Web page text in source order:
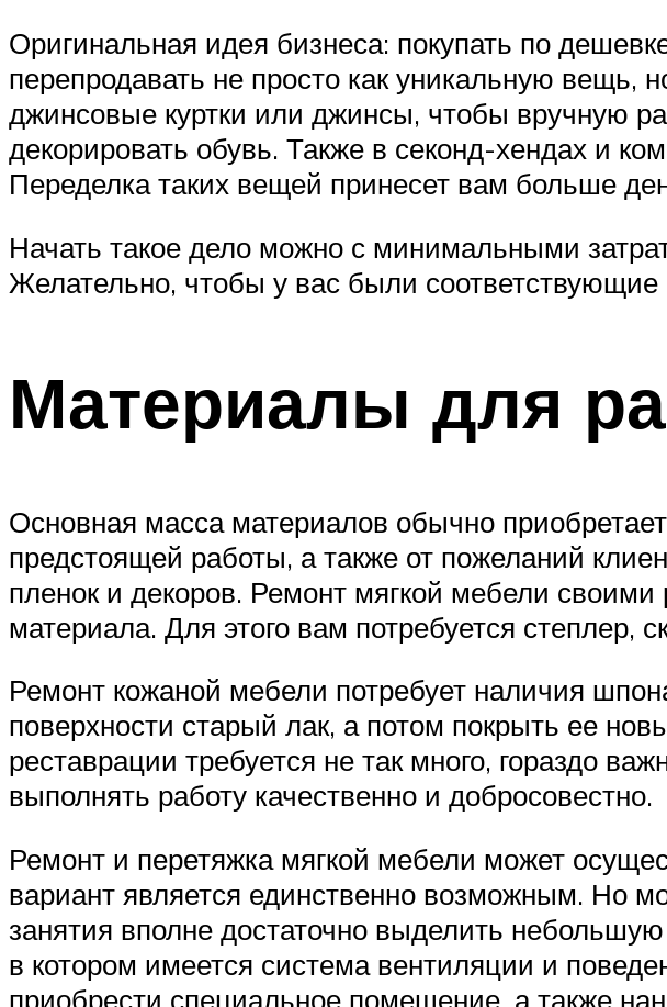
Оригинальная идея бизнеса: покупать по
перепродавать не просто как уникальную вещь,
джинсовые куртки или джинсы, чтобы вручную
декорировать обувь. Также в секонд-хендах и
Переделка таких вещей принесет вам больше
Начать такое дело можно с минимальными
Желательно, чтобы у вас были
Материалы для
Основная масса материалов обычно
предстоящей работы, а также от пожеланий
пленок и декоров. Ремонт мягкой мебели
материала. Для этого вам потребуется степлер,
Ремонт кожаной мебели потребует наличия
поверхности старый лак, а потом покрыть ее
реставрации требуется не так много, гораздо
выполнять работу качественно и добросовестно.
Ремонт и перетяжка мягкой мебели может
вариант является единственно возможным. Но
занятия вполне достаточно выделить
в котором имеется система вентиляции и
приобрести специальное помещение, а также